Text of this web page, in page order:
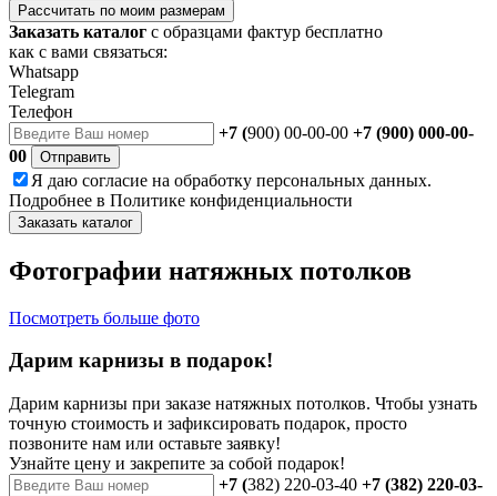
Рассчитать по моим размерам
Заказать каталог с образцами фактур бесплатно
как с вами связаться:
Whatsapp
Telegram
Телефон
+7 (900) 00-00-00 +7 (900) 000-00-
00
Отправить
Я даю согласие на обработку персональных данных.
Подробнее в Политике конфиденциальности
Заказать каталог
Фотографии натяжных потолков
Посмотреть больше фото
Дарим карнизы в подарок!
Дарим карнизы при заказе натяжных потолков. Чтобы узнать
точную стоимость и зафиксировать подарок, просто
позвоните нам или оставьте заявку!
Узнайте цену и закрепите за собой подарок!
+7 (382) 220-03-40 +7 (382) 220-03-